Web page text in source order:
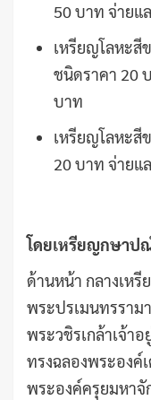
50 บาท จ่ายแ
เหรียญโลหะสี
ชนิดราคา 20
บาท
เหรียญโลหะสี
20 บาท จ่ายแ
โดยเหรียญกษาป
ด้านหน้า กลางเห
พระปรเมนทรราม
พระวชิรเกล้าเจ้า
ทรงฉลองพระองค์
พระองค์ครุยมหาจั